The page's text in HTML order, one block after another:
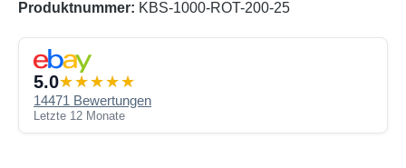
Produktnummer: KBS-1000-ROT-200-25
5.0
14471 Bewertungen
Letzte 12 Monate